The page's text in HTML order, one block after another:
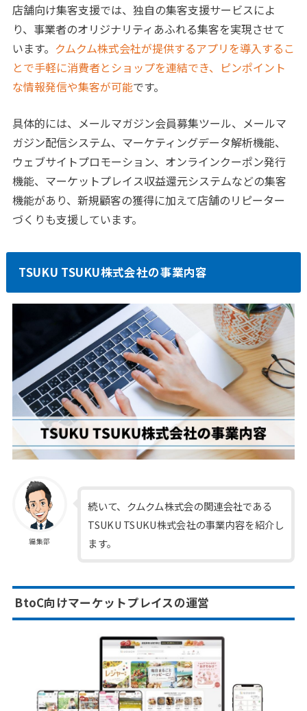
店舗向け集客支援では、独自の集客支援サービスによ
り、事業者のオリジナリティあふれる集客を実現させて
います。 クムクム株式会社が提供するアプリを導入するこ
とで手軽に消費者とショップを連結でき、ピンポイント
な情報発信や集客が可能です。
具体的には、メールマガジン会員募集ツール、メールマ
ガジン配信システム、マーケティングデータ解析機能、
ウェブサイトプロモーション、オンラインクーポン発行
機能、マーケットプレイス収益還元システムなどの集客
機能があり、新規顧客の獲得に加えて店舗のリピーター
づくりも支援しています。
TSUKU TSUKU株式会社の事業内容
編集部
続いて、クムクム株式会の関連会社である
TSUKU TSUKU株式会社の事業内容を紹介し
ます。
BtoC向けマーケットプレイスの運営